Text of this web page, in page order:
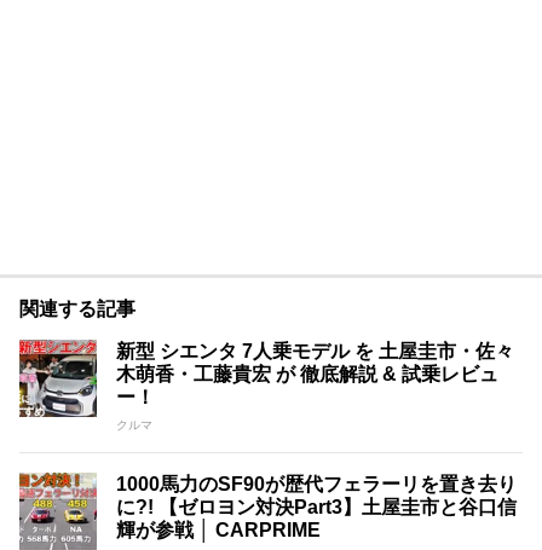
関連する記事
新型 シエンタ 7人乗モデル を 土屋圭市・佐々
木萌香・工藤貴宏 が 徹底解説 & 試乗レビュ
ー！
クルマ
1000馬力のSF90が歴代フェラーリを置き去り
に?! 【ゼロヨン対決Part3】土屋圭市と谷口信
輝が参戦 │ CARPRIME